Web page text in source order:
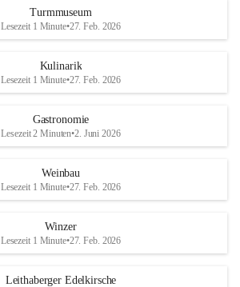
Turmmuseum
Lesezeit 1 Minute•27. Feb. 2026
Kulinarik
Lesezeit 1 Minute•27. Feb. 2026
Gastronomie
Lesezeit 2 Minuten•2. Juni 2026
Weinbau
Lesezeit 1 Minute•27. Feb. 2026
Winzer
Lesezeit 1 Minute•27. Feb. 2026
Leithaberger Edelkirsche